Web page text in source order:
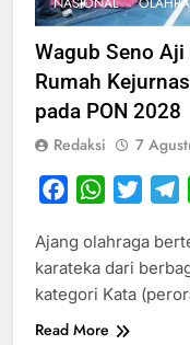
Wagub Seno
Rumah
pada PON 2028
Redaksi 7
FacebookWhatsApp
Ajang olahraga
karateka dari
kategori Kata
Read More